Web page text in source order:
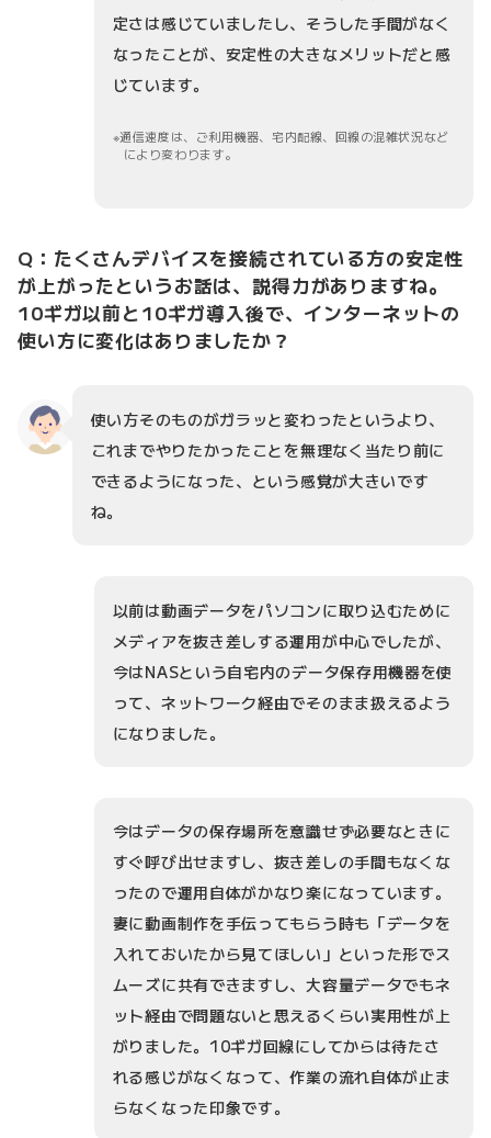
定さは感じていましたし、そうした手間がなく
なったことが、安定性の大きなメリットだと感
じています。
通信速度は、ご利用機器、宅内配線、回線の混雑状況など
により変わります。
Q：たくさんデバイスを接続されている方の安定性
が上がったというお話は、説得力がありますね。
10ギガ以前と10ギガ導入後で、インターネットの
使い方に変化はありましたか？
使い方そのものがガラッと変わったというより、
これまでやりたかったことを無理なく当たり前に
できるようになった、という感覚が大きいです
ね。
以前は動画データをパソコンに取り込むために
メディアを抜き差しする運用が中心でしたが、
今はNASという自宅内のデータ保存用機器を使
って、ネットワーク経由でそのまま扱えるよう
になりました。
今はデータの保存場所を意識せず必要なときに
すぐ呼び出せますし、抜き差しの手間もなくな
ったので運用自体がかなり楽になっています。
妻に動画制作を手伝ってもらう時も「データを
入れておいたから見てほしい」といった形でス
ムーズに共有できますし、大容量データでもネ
ット経由で問題ないと思えるくらい実用性が上
がりました。10ギガ回線にしてからは待たさ
れる感じがなくなって、作業の流れ自体が止ま
らなくなった印象です。